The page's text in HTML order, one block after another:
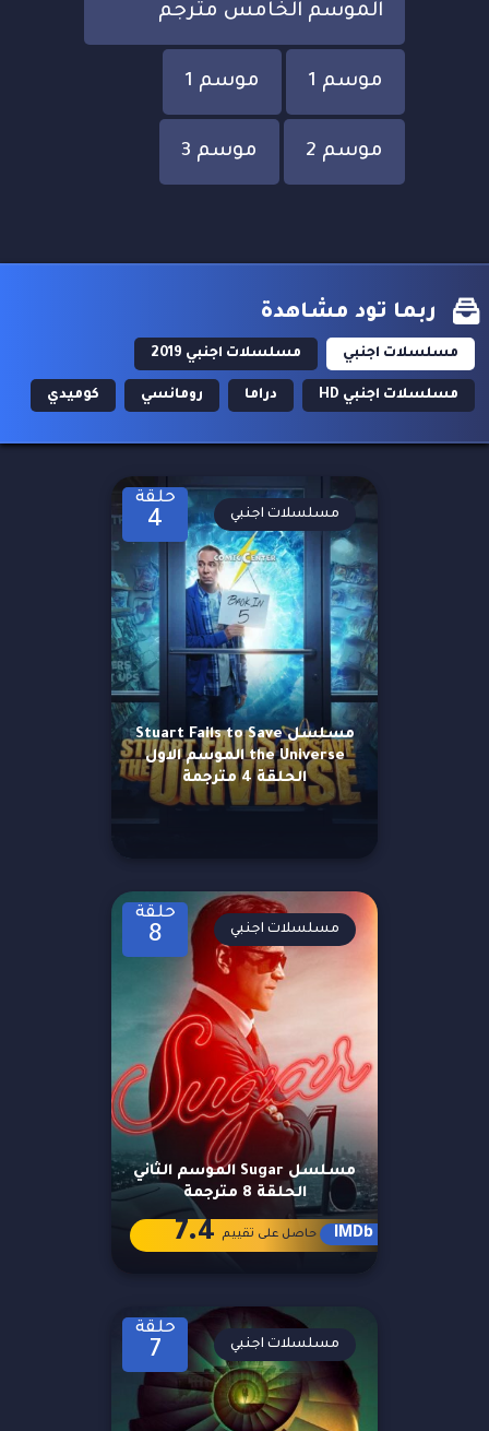
الموسم الخامس مترجم
موسم 1 موسم 1
موسم 2 موسم 3
ربما تود مشاهدة
مسلسلات اجنبي مسلسلات اجنبي 2019
مسلسلات اجنبي HD دراما رومانسي كوميدي
حلقة
4
مسلسل Stuart Fails to Save
the Universe الموسم الاول
الحلقة 4 مترجمة
مسلسلات اجنبي
حلقة
8
مسلسل Sugar الموسم الثاني
الحلقة 8 مترجمة
مسلسلات اجنبي
IMDb حاصل على تقييم 7.4
حلقة
7 مسلسلات اجنبي